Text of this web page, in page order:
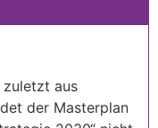
aus
der Masterplan